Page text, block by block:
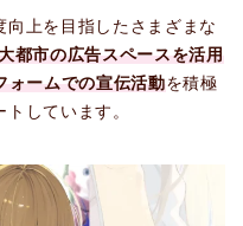
向上を目指したさまざまな
都市の広告スペースを活用
ォームでの宣伝活動を積極
しています。